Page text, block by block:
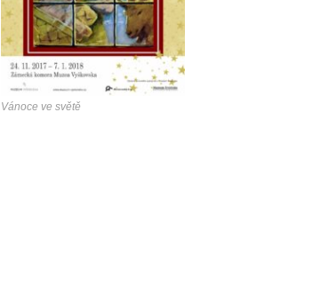
Vánoce ve světě